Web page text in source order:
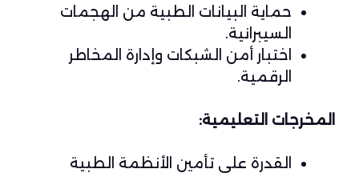
حماية البيانات الطبية من الهجمات
السيبرانية.
اختبار أمن الشبكات وإدارة المخاطر
الرقمية.
المخرجات التعليمية:
القدرة على تأمين الأنظمة الطبية